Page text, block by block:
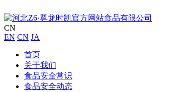
CN
EN CN JA
首页
关于我们
食品安全常识
食品安全动态